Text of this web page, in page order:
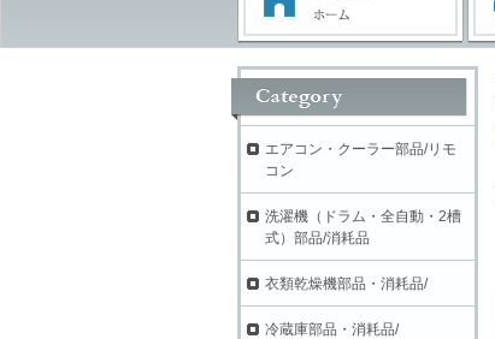
エアコン・クーラー部品/リモ
コン
洗濯機（ドラム・全自動・2槽
式）部品/消耗品
衣類乾燥機部品・消耗品/
冷蔵庫部品・消耗品/